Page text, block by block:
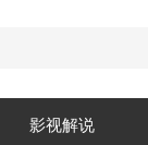
影视解说